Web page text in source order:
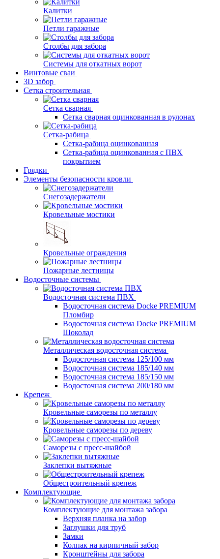
Калитки
Петли гаражные
Столбы для забора
Системы для откатных ворот
Винтовые сваи
3D забор
Сетка строительная
Сетка сварная
Сетка сварная оцинкованная в рулонах
Сетка-рабица
Сетка-рабица оцинкованная
Сетка-рабица оцинкованная с ПВХ
покрытием
Грядки
Элементы безопасности кровли
Снегозадержатели
Кровельные мостики
Кровельные ограждения
Пожарные лестницы
Водосточные системы
Водосточная система ПВХ
Водосточная система Docke PREMIUM
Пломбир
Водосточная система Docke PREMIUM
Шоколад
Металлическая водосточная система
Водосточная система 125/100 мм
Водосточная система 185/140 мм
Водосточная система 185/150 мм
Водосточная система 200/180 мм
Крепеж
Кровельные саморезы по металлу
Кровельные саморезы по дереву
Саморезы с пресс-шайбой
Заклепки вытяжные
Общестроительный крепеж
Комплектующие
Комплектующие для монтажа забора
Верхняя планка на забор
Заглушки для труб
Замки
Колпак на кирпичный забор
Кронштейны для забора